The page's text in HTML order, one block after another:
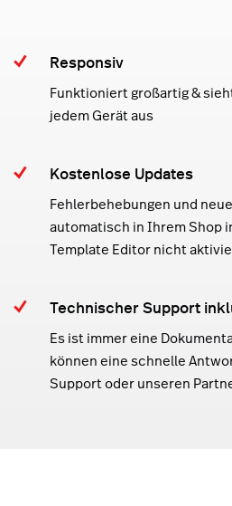
Responsiv
Funktioniert großartig &
jedem Gerät aus
Kostenlose Updates
Fehlerbehebungen und
automatisch in Ihrem Shop
Template Editor nicht
Technischer Support
Es ist immer eine
können eine schnelle
Support oder unseren